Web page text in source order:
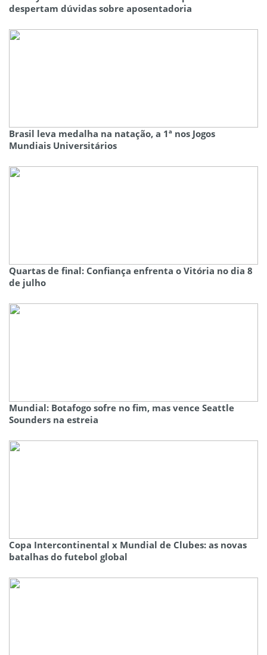
despertam dúvidas sobre aposentadoria
Brasil leva medalha na natação, a 1ª nos Jogos
Mundiais Universitários
Quartas de final: Confiança enfrenta o Vitória no dia 8
de julho
Mundial: Botafogo sofre no fim, mas vence Seattle
Sounders na estreia
Copa Intercontinental x Mundial de Clubes: as novas
batalhas do futebol global